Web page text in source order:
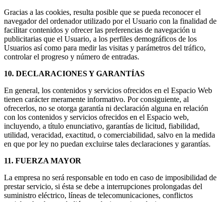
Gracias a las cookies, resulta posible que se pueda reconocer el
navegador del ordenador utilizado por el Usuario con la finalidad de
facilitar contenidos y ofrecer las preferencias de navegación u
publicitarias que el Usuario, a los perfiles demográficos de los
Usuarios así como para medir las visitas y parámetros del tráfico,
controlar el progreso y número de entradas.
10. DECLARACIONES Y GARANTÍAS
En general, los contenidos y servicios ofrecidos en el Espacio Web
tienen carácter meramente informativo. Por consiguiente, al
ofrecerlos, no se otorga garantía ni declaración alguna en relación
con los contenidos y servicios ofrecidos en el Espacio web,
incluyendo, a título enunciativo, garantías de licitud, fiabilidad,
utilidad, veracidad, exactitud, o comerciabilidad, salvo en la medida
en que por ley no puedan excluirse tales declaraciones y garantías.
11. FUERZA MAYOR
La empresa no será responsable en todo en caso de imposibilidad de
prestar servicio, si ésta se debe a interrupciones prolongadas del
suministro eléctrico, líneas de telecomunicaciones, conflictos